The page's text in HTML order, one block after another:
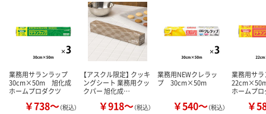
カゴへ
数量
カゴへ カ
業務用サランラップ
30cm×50m 旭化成
ホームプロダクツ
￥738～（税込）
【アスクル限定】 クッキ
ングシート 業務用クッ
クパー 旭化成…
￥918～（税込）
業務用NEWクレラッ
プ 30cm×50m
￥540～（税込）
業務用サ
ホームプ
￥